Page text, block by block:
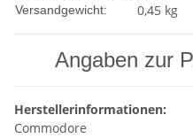
Versandgewicht: 0,45 kg
Angaben zur
Herstellerinformationen:
Commodore